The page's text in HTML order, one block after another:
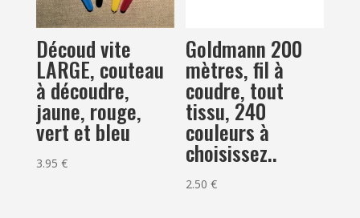
Découd vite
LARGE, couteau
à découdre,
jaune, rouge,
vert et bleu
3.95 €
Goldmann 200
mètres, fil à
coudre, tout
tissu, 240
couleurs à
choisissez..
2.50€